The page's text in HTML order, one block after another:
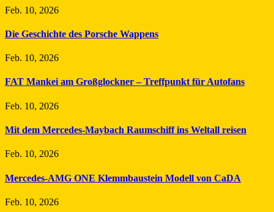
Feb. 10, 2026
Die Geschichte des Porsche Wappens
Feb. 10, 2026
FAT Mankei am Großglockner – Treffpunkt für Autofans
Feb. 10, 2026
Mit dem Mercedes-Maybach Raumschiff ins Weltall reisen
Feb. 10, 2026
Mercedes-AMG ONE Klemmbaustein Modell von CaDA
Feb. 10, 2026